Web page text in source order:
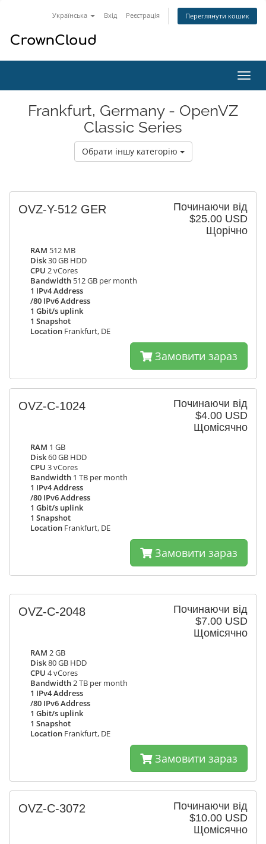
Українська Вхід Реєстрація Переглянути кошик
Frankfurt, Germany - OpenVZ
Classic Series
Обрати іншу категорію
Починаючи від
$25.00 USD
Щорічно
OVZ-Y-512 GER
RAM 512 MB
Disk30 GB HDD
CPU 2 vCores
Bandwidth 512 GB per month
1 IPv4 Address
/80 IPv6 Address
1 Gbit/s uplink
1 Snapshot
Location Frankfurt, DE
Замовити зараз
Починаючи від
$4.00 USD
Щомісячно
OVZ-C-1024
RAM 1 GB
Disk60 GB HDD
CPU 3 vCores
Bandwidth 1 TB per month
1 IPv4 Address
/80 IPv6 Address
1 Gbit/s uplink
1 Snapshot
Location Frankfurt, DE
Замовити зараз
Починаючи від
$7.00 USD
Щомісячно
OVZ-C-2048
RAM 2 GB
Disk80 GB HDD
CPU 4 vCores
Bandwidth2 TB per month
1 IPv4 Address
/80 IPv6 Address
1 Gbit/s uplink
1 Snapshot
Location Frankfurt, DE
Замовити зараз
Починаючи від
$10.00 USD
Щомісячно
OVZ-C-3072